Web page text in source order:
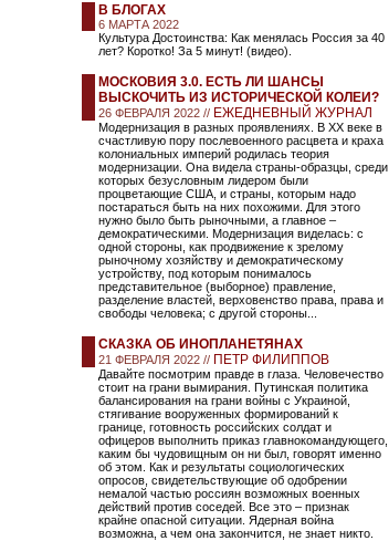
В БЛОГАХ
6 МАРТА 2022
Культура Достоинства: Как менялась Россия за 40
лет? Коротко! За 5 минут! (видео).
МОСКОВИЯ 3.0. ЕСТЬ ЛИ ШАНСЫ
ВЫСКОЧИТЬ ИЗ ИСТОРИЧЕСКОЙ КОЛЕИ?
26 ФЕВРАЛЯ 2022 // ЕЖЕДНЕВНЫЙ ЖУРНАЛ
Модернизация в разных проявлениях. В XX веке в
счастливую пору послевоенного расцвета и краха
колониальных империй родилась теория
модернизации. Она видела страны-образцы, среди
которых безусловным лидером были
процветающие США, и страны, которым надо
постараться быть на них похожими. Для этого
нужно было быть рыночными, а главное –
демократическими. Модернизация виделась: с
одной стороны, как продвижение к зрелому
рыночному хозяйству и демократическому
устройству, под которым понималось
представительное (выборное) правление,
разделение властей, верховенство права, права и
свободы человека; с другой стороны...
СКАЗКА ОБ ИНОПЛАНЕТЯНАХ
21 ФЕВРАЛЯ 2022 // ПЕТР ФИЛИППОВ
Давайте посмотрим правде в глаза. Человечество
стоит на грани вымирания. Путинская политика
балансирования на грани войны с Украиной,
стягивание вооруженных формирований к
границе, готовность российских солдат и
офицеров выполнить приказ главнокомандующего,
каким бы чудовищным он ни был, говорят именно
об этом. Как и результаты социологических
опросов, свидетельствующие об одобрении
немалой частью россиян возможных военных
действий против соседей. Все это – признак
крайне опасной ситуации. Ядерная война
возможна, а чем она закончится, не знает никто.